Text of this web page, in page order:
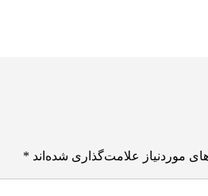
موردنیاز علامت‌گذاری شده‌اند *